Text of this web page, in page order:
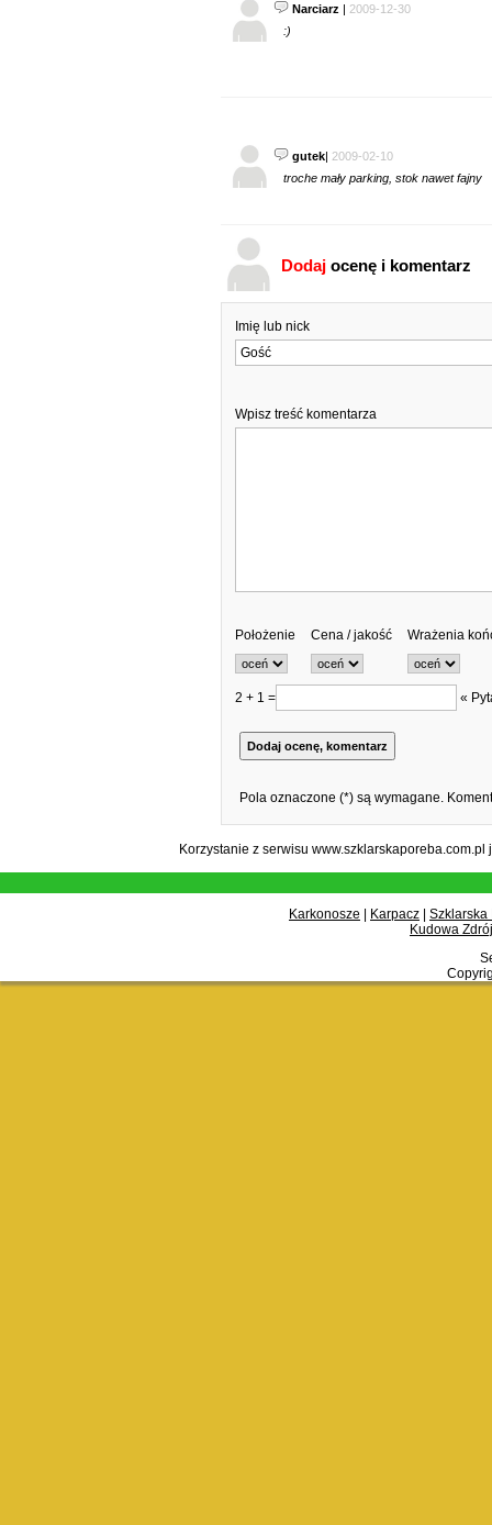
Narciarz | 2009-12-30
:)
gutek| 2009-02-10
troche mały parking, stok nawet fajny
Dodaj ocenę i komentarz
Imię lub nick
Wpisz treść komentarza
Położenie Cena / jakość Wrażenia
2 + 1 = «
Pola oznaczone (*) są wymagane.
Korzystanie z serwisu
Karkonosze Karpacz
Szklarska
Kudowa